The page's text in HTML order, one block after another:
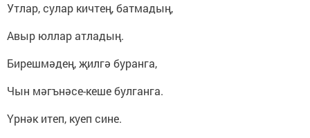
Утлар, сулар кичтең, батмадың,
Авыр юллар атладың.
Бирешмәдең, җилгә буранга,
Чын мәгънәсе-кеше булганга.
Үрнәк итеп, куеп сине.